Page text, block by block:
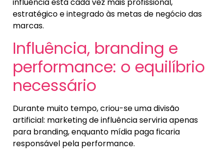
influência está cada vez mais profissional,
estratégico e integrado às metas de negócio das
marcas.
Influência, branding e
performance: o equilíbrio
necessário
Durante muito tempo, criou-se uma divisão
artificial: marketing de influência serviria apenas
para branding, enquanto mídia paga ficaria
responsável pela performance.